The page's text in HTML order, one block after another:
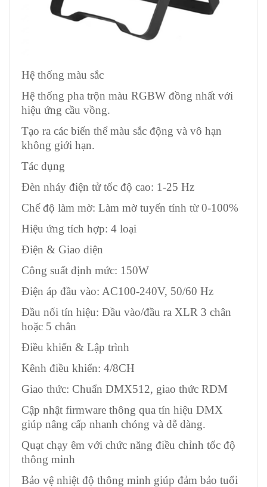
Hệ thống màu sắc
Hệ thống pha trộn màu RGBW đồng nhất với
hiệu ứng cầu vồng.
Tạo ra các biến thể màu sắc động và vô hạn
không giới hạn.
Tác dụng
Đèn nháy điện tử tốc độ cao: 1-25 Hz
Chế độ làm mờ: Làm mờ tuyến tính từ 0-100%
Hiệu ứng tích hợp: 4 loại
Điện & Giao diện
Công suất định mức: 150W
Điện áp đầu vào: AC100-240V, 50/60 Hz
Đầu nối tín hiệu: Đầu vào/đầu ra XLR 3 chân
hoặc 5 chân
Điều khiển & Lập trình
Kênh điều khiển: 4/8CH
Giao thức: Chuẩn DMX512, giao thức RDM
Cập nhật firmware thông qua tín hiệu DMX
giúp nâng cấp nhanh chóng và dễ dàng.
Quạt chạy êm với chức năng điều chỉnh tốc độ
thông minh
Bảo vệ nhiệt độ thông minh giúp đảm bảo tuổi